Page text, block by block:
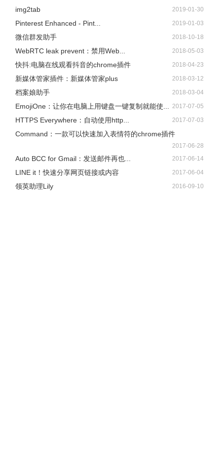
img2tab 2019-01-30
Pinterest Enhanced - Pint... 2019-01-03
微信群发助手 2018-10-18
WebRTC leak prevent：禁用Web... 2018-05-03
快抖:电脑在线观看抖音的chrome插件 2018-04-23
新媒体管家插件：新媒体管家plus 2018-03-12
档案娘助手 2018-03-04
EmojiOne：让你在电脑上用键盘一键复制就能使... 2017-07-05
HTTPS Everywhere：自动使用http... 2017-07-03
Command：一款可以快速加入表情符的chrome插件
2017-06-28
Auto BCC for Gmail：发送邮件再也... 2017-06-14
LINE it！快速分享网页链接或内容 2017-06-04
领英助理Lily 2016-09-10